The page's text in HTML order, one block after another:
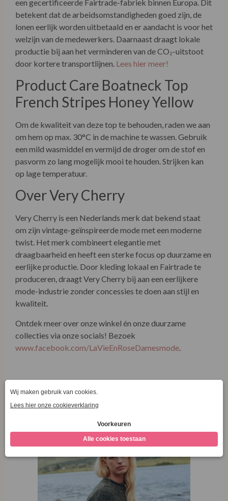
Product Care Boatneck Top
French Stripes Honey Yellow
Om de kwaliteit van deze top te behouden, raden we aan
om hem op max. 30°C in de machine te wassen. Gebruik
een mild wasmiddel en vermijd de droger om de stof en
pasvorm zo lang mogelijk mooi te houden. Strijken kan
op lage temperatuur.
Over Very Cherry
Very Cherry is een Nederlands merk dat bekend staat
om zijn vintage-geïnspireerde mode met een moderne
twist. Het merk combineert elegantie met
eerlijke productie. Door kleding lokaal en Fairtrade te
mode-industrie zonder concessies te doen aan stijl en
kwaliteit.
Ontdek meer over onze winkel én onze duurzame
collecties via onze socials! Bezoek
www.facebook.com/LaVieEnRoseDamesmode.
Combineer met